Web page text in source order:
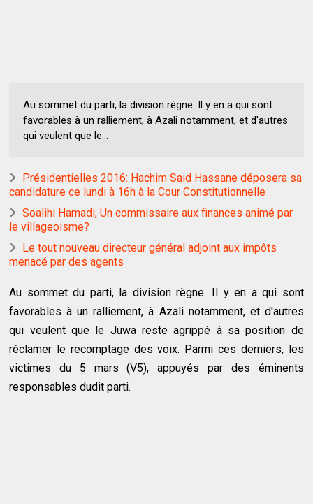
Au sommet du parti, la division règne. Il y en a qui sont
favorables à un ralliement, à Azali notamment, et d'autres
qui veulent que le...
Présidentielles 2016: Hachim Said Hassane déposera sa
candidature ce lundi à 16h à la Cour Constitutionnelle
Soalihi Hamadi, Un commissaire aux finances animé par
le villageoisme?
Le tout nouveau directeur général adjoint aux impôts
menacé par des agents
Au sommet du parti, la division règne. Il y en a qui sont
favorables à un ralliement, à Azali notamment, et d'autres
qui veulent que le Juwa reste agrippé à sa position de
réclamer le recomptage des voix. Parmi ces derniers, les
victimes du 5 mars (V5), appuyés par des éminents
responsables dudit parti.